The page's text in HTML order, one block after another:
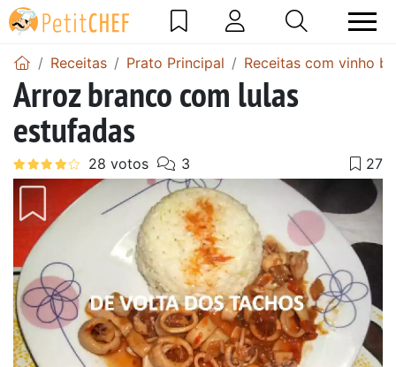
Receitas Prato Principal Receitas com vinho
Arroz branco com lulas
estufadas